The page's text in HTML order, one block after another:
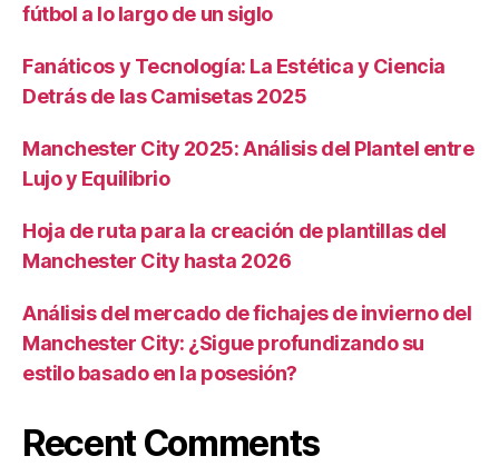
fútbol a lo largo de un siglo
Fanáticos y Tecnología: La Estética y Ciencia
Detrás de las Camisetas 2025
Manchester City 2025: Análisis del Plantel entre
Lujo y Equilibrio
Hoja de ruta para la creación de plantillas del
Manchester City hasta 2026
Análisis del mercado de fichajes de invierno del
Manchester City: ¿Sigue profundizando su
estilo basado en la posesión?
Recent Comments